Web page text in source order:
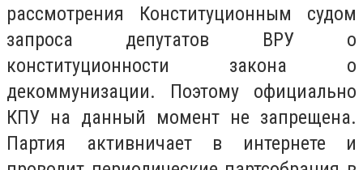
рассмотрения Конституционным судом
запроса депутатов ВРУ о
конституционности закона о
декоммунизации. Поэтому официально
КПУ на данный момент не запрещена.
Партия активничает в интернете и